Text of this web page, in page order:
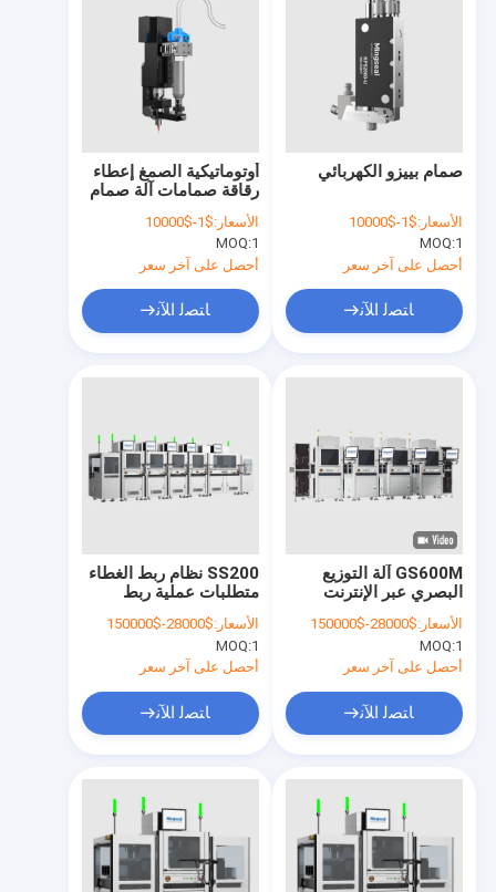
المنتجات
برنامج VR
أوتوماتيكية الصمغ إعطاء
رقاقة صمامات آلة صمام
المسامير المركزية حقنة
الأسعار:$1-$10000
MOQ:1
أحصل على آخر سعر
ﺎﺘﺼﻟ ﺍﻶﻧ
صمام بييزو الكهربائي
الأسعار:$1-$10000
MOQ:1
أحصل على آخر سعر
ﺎﺘﺼﻟ ﺍﻶﻧ
SS200 نظام ربط الغطاء
متطلبات عملية ربط
FCCSP. دعم الدوائر
المتكاملة OEM
الأسعار:$28000-$150000
MOQ:1
أحصل على آخر سعر
ﺎﺘﺼﻟ ﺍﻶﻧ
GS600M آلة التوزيع
البصري عبر الإنترنت
MEMS البارومتر التحكم
في التوزيع الدقيق للغاية
الأسعار:$28000-$150000
MOQ:1
أحصل على آخر سعر
ﺎﺘﺼﻟ ﺍﻶﻧ